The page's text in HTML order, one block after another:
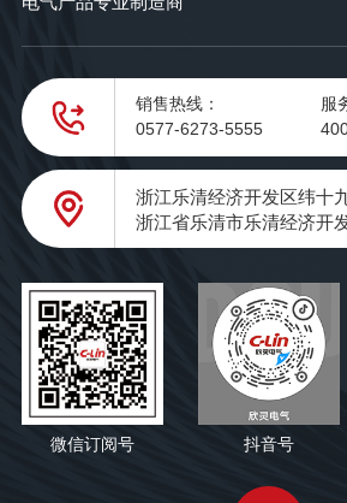
销售热线：
0577-6273-5555
服
浙江乐清经济开发区纬十
浙江省乐清市乐清经济开
微信订阅号 抖音号